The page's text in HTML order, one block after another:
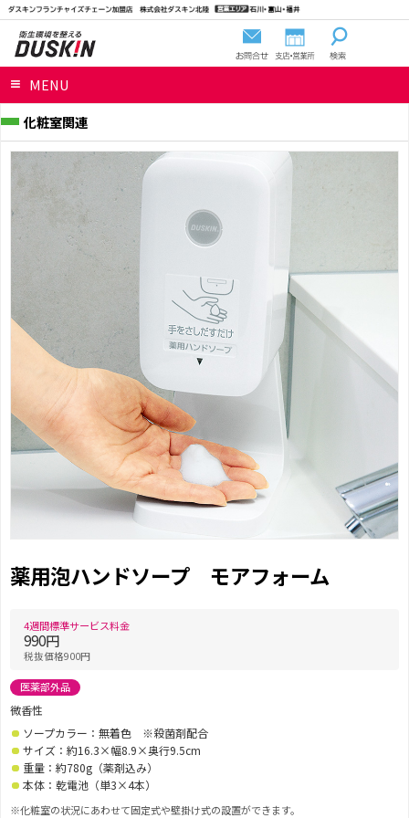
MENU
化粧室関連
薬用泡ハンドソープ モアフォーム
4週間標準サービス料金
990円
税抜価格900円
医薬部外品
微香性
ソープカラー：無着色 ※殺菌剤配合
サイズ：約16.3×幅8.9×奥行9.5cm
重量：約780g（薬剤込み）
本体：乾電池（単3×4本）
※化粧室の状況にあわせて固定式や壁掛け式の設置ができます。